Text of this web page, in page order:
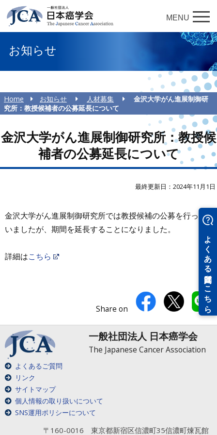
MENU
お知らせ
Home お知らせ 人材募集
金沢大学がん進展制御研
究所：教授候補者の公募延長について
金沢大学がん進展制御研究所：教授候
補者の公募延長について
最終更新日：2024年11月1日
金沢大学がん進展制御研究所では教授候補の公募を行って
いましたが、期間を延長することになりました。
詳細はこちら
Share on
一般社団法人 日本癌学会
The Japanese Cancer Association
よくあるご質問
リンク
サイトマップ
個人情報の取り扱いについて
SNS運用ポリシーについて
〒160-0016 東京都新宿区信濃町35信濃町煉瓦館